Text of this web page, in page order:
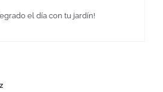
el día con tu jardín!